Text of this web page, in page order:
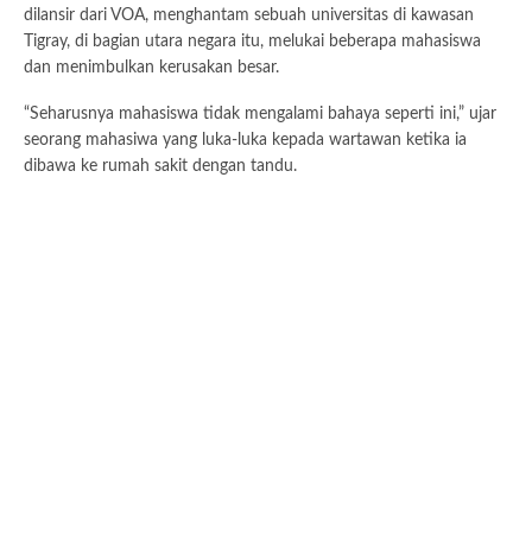
dilansir dari VOA, menghantam sebuah universitas di kawasan
Tigray, di bagian utara negara itu, melukai beberapa mahasiswa
dan menimbulkan kerusakan besar.
“Seharusnya mahasiswa tidak mengalami bahaya seperti ini,” ujar
seorang mahasiwa yang luka-luka kepada wartawan ketika ia
dibawa ke rumah sakit dengan tandu.